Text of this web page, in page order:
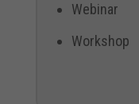
Webinar
Workshop